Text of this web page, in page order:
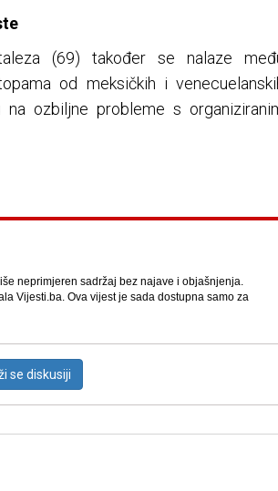
(69) također se nalaze
od meksičkih i
ozbiljne probleme s
neprimjeren sadržaj bez najave i objašnjenja.
Vijesti.ba. Ova vijest je sada dostupna samo za
se diskusiji